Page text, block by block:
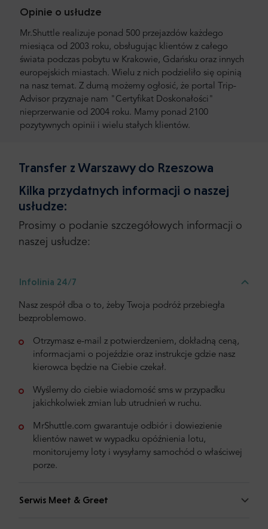
Opinie o usłudze
Mr.Shuttle realizuje ponad 500 przejazdów każdego
miesiąca od 2003 roku, obsługując klientów z całego
świata podczas pobytu w Krakowie, Gdańsku oraz innych
europejskich miastach. Wielu z nich podzieliło się opinią
na nasz temat. Z dumą możemy ogłosić, że portal Trip-
Advisor przyznaje nam "Certyfikat Doskonałości"
nieprzerwanie od 2004 roku. Mamy ponad 2100
pozytywnych opinii i wielu stałych klientów.
Transfer z Warszawy do Rzeszowa
Kilka przydatnych informacji o naszej
usłudze:
Prosimy o podanie szczegółowych informacji o
naszej usłudze:
Infolinia 24/7
Nasz zespół dba o to, żeby Twoja podróż przebiegła
bezproblemowo.
Otrzymasz e-mail z potwierdzeniem, dokładną ceną,
informacjami o pojeździe oraz instrukcje gdzie nasz
kierowca będzie na Ciebie czekał.
Wyślemy do ciebie wiadomość sms w przypadku
jakichkolwiek zmian lub utrudnień w ruchu.
MrShuttle.com gwarantuje odbiór i dowiezienie
klientów nawet w wypadku opóźnienia lotu,
monitorujemy loty i wysyłamy samochód o właściwej
porze.
Serwis Meet & Greet